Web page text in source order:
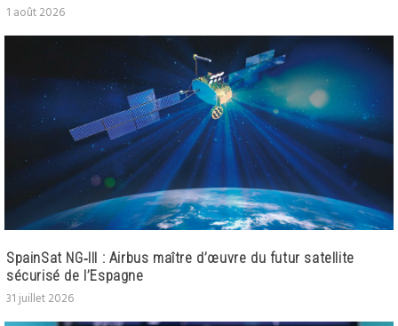
1 août 2026
SpainSat NG‑III : Airbus maître d’œuvre du futur satellite
sécurisé de l’Espagne
31 juillet 2026